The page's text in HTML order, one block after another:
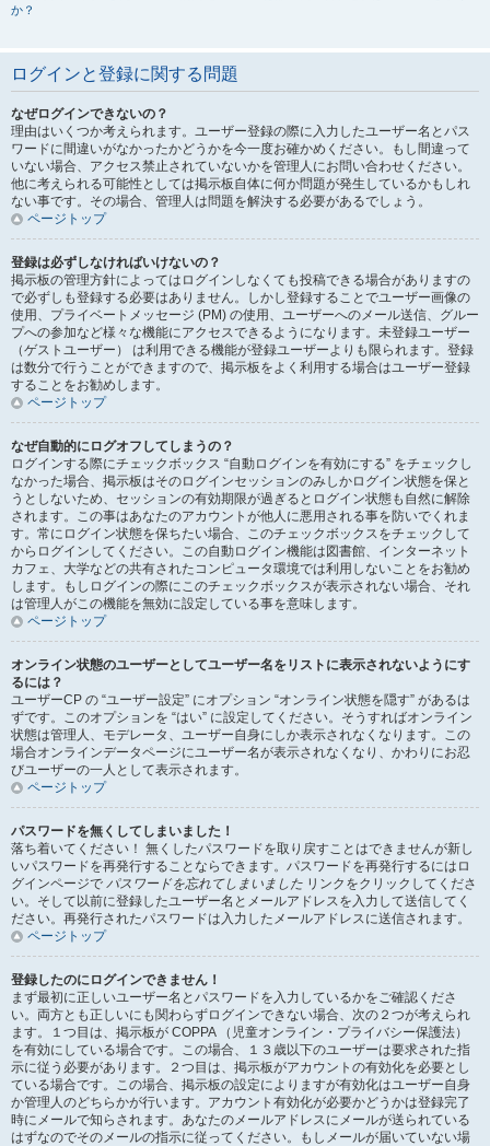
か？
ログインと登録に関する問題
なぜログインできないの？
理由はいくつか考えられます。ユーザー登録の際に入力したユーザー名とパス
ワードに間違いがなかったかどうかを今一度お確かめください。もし間違って
いない場合、アクセス禁止されていないかを管理人にお問い合わせください。
他に考えられる可能性としては掲示板自体に何か問題が発生しているかもしれ
ない事です。その場合、管理人は問題を解決する必要があるでしょう。
ページトップ
登録は必ずしなければいけないの？
掲示板の管理方針によってはログインしなくても投稿できる場合がありますの
で必ずしも登録する必要はありません。しかし登録することでユーザー画像の
使用、プライベートメッセージ (PM) の使用、ユーザーへのメール送信、グルー
プへの参加など様々な機能にアクセスできるようになります。未登録ユーザー
（ゲストユーザー） は利用できる機能が登録ユーザーよりも限られます。登録
は数分で行うことができますので、掲示板をよく利用する場合はユーザー登録
することをお勧めします。
ページトップ
なぜ自動的にログオフしてしまうの？
ログインする際にチェックボックス “自動ログインを有効にする” をチェックし
なかった場合、掲示板はそのログインセッションのみしかログイン状態を保と
うとしないため、セッションの有効期限が過ぎるとログイン状態も自然に解除
されます。この事はあなたのアカウントが他人に悪用される事を防いでくれま
す。常にログイン状態を保ちたい場合、このチェックボックスをチェックして
からログインしてください。この自動ログイン機能は図書館、インターネット
カフェ、大学などの共有されたコンピュータ環境では利用しないことをお勧め
します。もしログインの際にこのチェックボックスが表示されない場合、それ
は管理人がこの機能を無効に設定している事を意味します。
ページトップ
オンライン状態のユーザーとしてユーザー名をリストに表示されないようにす
るには？
ユーザーCP の “ユーザー設定” にオプション “オンライン状態を隠す” があるは
ずです。このオプションを “はい” に設定してください。そうすればオンライン
状態は管理人、モデレータ、ユーザー自身にしか表示されなくなります。この
場合オンラインデータページにユーザー名が表示されなくなり、かわりにお忍
びユーザーの一人として表示されます。
ページトップ
パスワードを無くしてしまいました！
落ち着いてください！ 無くしたパスワードを取り戻すことはできませんが新し
いパスワードを再発行することならできます。パスワードを再発行するにはロ
グインページで パスワードを忘れてしまいました リンクをクリックしてくださ
い。そして以前に登録したユーザー名とメールアドレスを入力して送信してく
ださい。再発行されたパスワードは入力したメールアドレスに送信されます。
ページトップ
登録したのにログインできません！
まず最初に正しいユーザー名とパスワードを入力しているかをご確認くださ
い。両方とも正しいにも関わらずログインできない場合、次の２つが考えられ
ます。１つ目は、掲示板が COPPA （児童オンライン・プライバシー保護法）
を有効にしている場合です。この場合、１３歳以下のユーザーは要求された指
示に従う必要があります。２つ目は、掲示板がアカウントの有効化を必要とし
ている場合です。この場合、掲示板の設定によりますが有効化はユーザー自身
か管理人のどちらかが行います。アカウント有効化が必要かどうかは登録完了
時にメールで知らされます。あなたのメールアドレスにメールが送られている
はずなのでそのメールの指示に従ってください。もしメールが届いていない場